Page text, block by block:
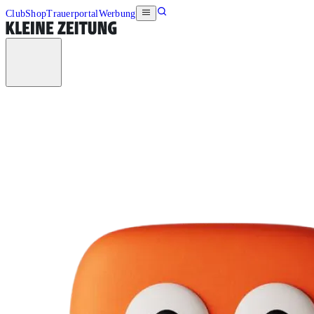
ClubShopTrauerportalWerbung